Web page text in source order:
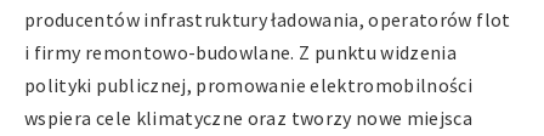
producentów infrastruktury ładowania, operatorów flot
i firmy remontowo-budowlane. Z punktu widzenia
polityki publicznej, promowanie elektromobilności
wspiera cele klimatyczne oraz tworzy nowe miejsca